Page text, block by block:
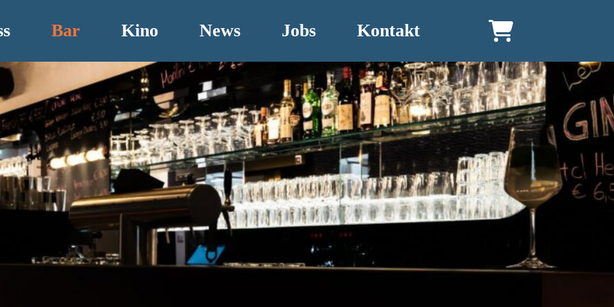
Bar Kino News Jobs Kontakt